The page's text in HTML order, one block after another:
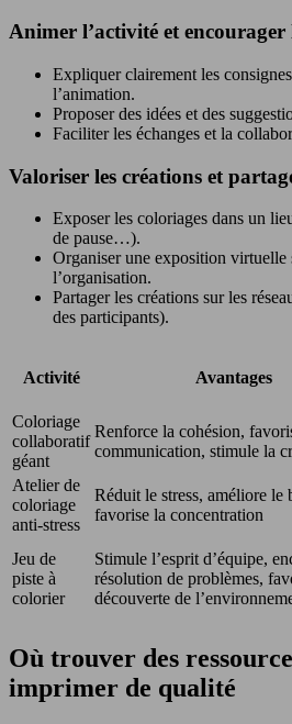
Animer l’activité et encourager
Expliquer clairement les
l’animation.
Proposer des idées et des
Faciliter les échanges et la
Valoriser les créations et
Exposer les coloriages dans un
de pause…).
Organiser une exposition virtuelle
l’organisation.
Partager les créations sur les
des participants).
Activité Avantages
Coloriage
collaboratif
géant
Renforce la cohésion,
communication, stimule la
Atelier de
coloriage
anti-stress
Réduit le stress, améliore le
favorise la concentration
Jeu de
piste à
colorier
Stimule l’esprit d’équipe,
résolution de problèmes,
découverte de
Où trouver des
imprimer de qualité